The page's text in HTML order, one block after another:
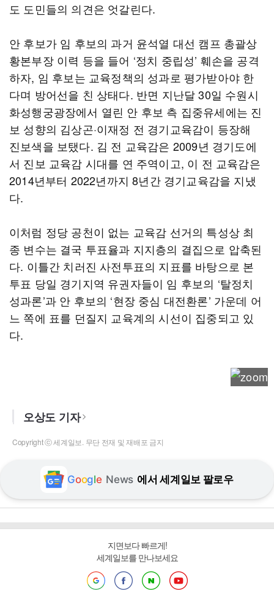
도 도민들의 의견은 엇갈린다.
안 후보가 임 후보의 과거 윤석열 대선 캠프 총괄상
황본부장 이력 등을 들어 ‘정치 중립성’ 훼손을 공격
하자, 임 후보는 교육정책의 성과로 평가받아야 한
다며 방어선을 친 상태다. 반면 지난달 30일 수원시
화성행궁광장에서 열린 안 후보 측 집중유세에는 진
보 성향의 김상곤·이재정 전 경기교육감이 등장해
진보색을 보탰다. 김 전 교육감은 2009년 경기도에
서 진보 교육감 시대를 연 주역이고, 이 전 교육감은
2014년부터 2022년까지 8년간 경기교육감을 지냈
다.
이처럼 정당 공천이 없는 교육감 선거의 특성상 최
종 변수는 결국 투표율과 지지층의 결집으로 압축된
다. 이틀간 치러진 사전투표의 지표를 바탕으로 본
투표 당일 경기지역 유권자들이 임 후보의 ‘탈정치
성과론’과 안 후보의 ‘현장 중심 대전환론’ 가운데 어
느 쪽에 표를 던질지 교육계의 시선이 집중되고 있
다.
오상도 기자
Copyright ⓒ 세계일보. 무단 전재 및 재배포 금지
Google News 에서 세계일보 팔로우
지면보다 빠르게!
세계일보를 만나보세요